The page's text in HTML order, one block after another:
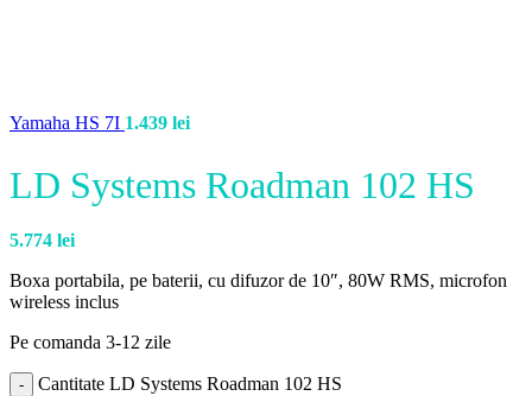
Yamaha HS 7I 1.439 lei
LD Systems Roadman 102 HS
5.774 lei
Boxa portabila, pe baterii, cu difuzor de 10″, 80W RMS, microfon
wireless inclus
Pe comanda 3-12 zile
Cantitate LD Systems Roadman 102 HS